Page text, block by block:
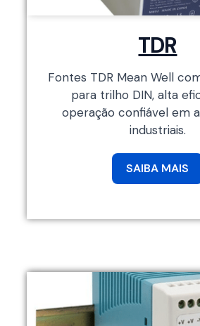
TDR
Fontes TDR Mean Well
para trilho DIN, alta
operação confiável em
industriais.
SAIBA MAIS